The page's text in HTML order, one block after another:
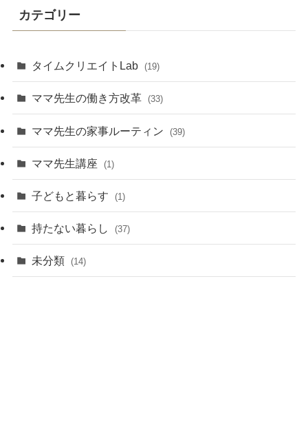
カテゴリー
タイムクリエイトLab (19)
ママ先生の働き方改革 (33)
ママ先生の家事ルーティン (39)
ママ先生講座 (1)
子どもと暮らす (1)
持たない暮らし (37)
未分類 (14)